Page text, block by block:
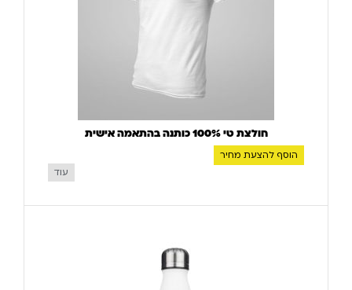
חולצת טי 100% כותנה בהתאמה אישית
הוסף להצעת מחיר
עוד